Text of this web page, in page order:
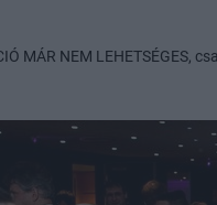
MÁR NEM LEHETSÉGES,